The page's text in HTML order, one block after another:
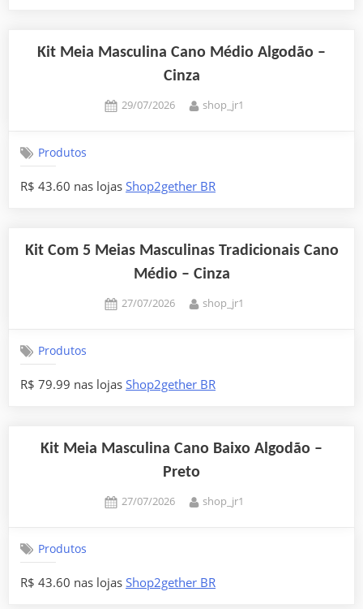
Kit Meia Masculina Cano Médio Algodão –
Cinza
Posted
29/07/2026 By
shop_jr1
Produtos
R$ 43.60 nas lojas Shop2gether BR
Kit Com 5 Meias Masculinas Tradicionais Cano
Médio – Cinza
Posted
27/07/2026 By
shop_jr1
Produtos
R$ 79.99 nas lojas Shop2gether BR
Kit Meia Masculina Cano Baixo Algodão –
Preto
Posted
27/07/2026 By
shop_jr1
Produtos
R$ 43.60 nas lojas Shop2gether BR